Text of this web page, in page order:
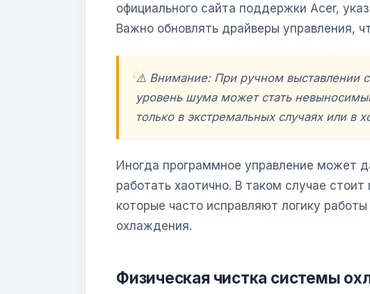
официального сайта поддержки Acer,
Важно обновлять драйверы управления,
⚠️ Внимание: При ручном выставлении
уровень шума может стать
только в экстремальных случаях или
Иногда программное управление может
работать хаотично. В таком случае стоит
которые часто исправляют логику
охлаждения.
Физическая чистка системы